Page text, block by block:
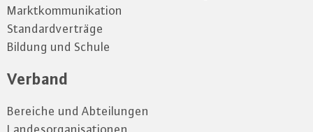
Marktkommunikation
Standardverträge
Bildung und Schule
Verband
Bereiche und Abteilungen
Landesorganisationen